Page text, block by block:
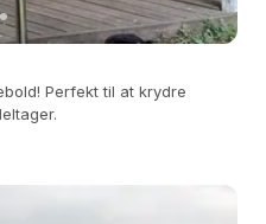
Perfekt til at krydre